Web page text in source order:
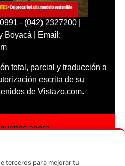
- (042) 2327200 |
Boyacá | Email:
total, parcial y traducción a
escrita de su
de Vistazo.com.
ahora
terceros para mejorar tu